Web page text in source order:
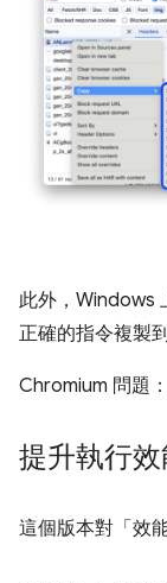
此外，Windows
正確的指令複製
Chromium 問題：
提升執行
這個版本對「效能